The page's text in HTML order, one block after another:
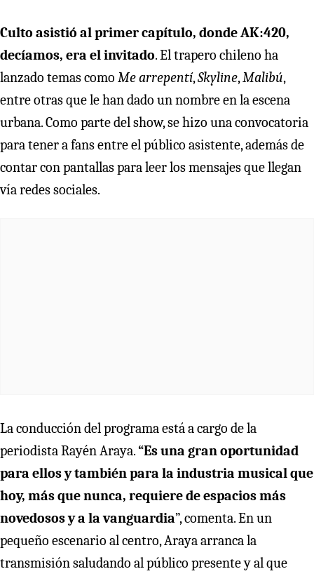
Culto asistió al primer capítulo, donde AK:420,
decíamos, era el invitado. El trapero chileno ha
lanzado temas como Me arrepentí,Skyline, Malibú,
entre otras que le han dado un nombre en la escena
urbana. Como parte del show, se hizo una convocatoria
para tener a fans entre el público asistente, además de
contar con pantallas para leer los mensajes que llegan
vía redes sociales.
La conducción del programa está a cargo de la
periodista Rayén Araya.“Es una gran oportunidad
para ellos y también para la industria musical que
hoy, más que nunca, requiere de espacios más
novedosos y a la vanguardia”, comenta. En un
pequeño escenario al centro, Araya arranca la
transmisión saludando al público presente y al que